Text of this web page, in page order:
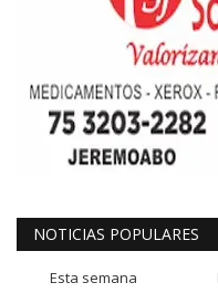
NOTICIAS POPULARES
Esta semana